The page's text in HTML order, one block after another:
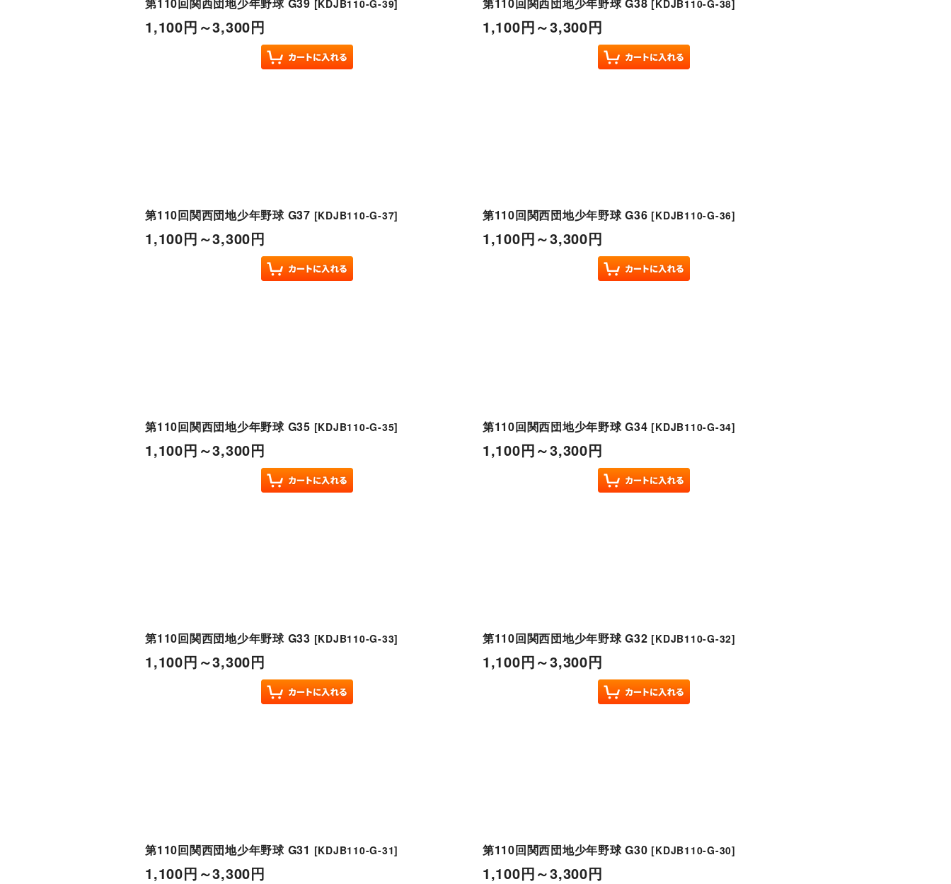
[KDJB110-G-39]
1,100円 ～3,300円
[KDJB110-G-38]
1,100円～3,300円
第110回関西団地少年野球 G37 [KDJB110-G-37]
1,100円 ～3,300円
第110回関西団地少年野球 G36 [KDJB110-G-36]
1,100円～3,300円
第110回関西団地少年野球 G35 [KDJB110-G-35]
1,100円 ～3,300円
第110回関西団地少年野球 G34 [KDJB110-G-34]
1,100円～3,300円
第110回関西団地少年野球 G33 [KDJB110-G-33]
1,100円 ～3,300円
第110回関西団地少年野球 G32 [KDJB110-G-32]
1,100円～3,300円
第110回関西団地少年野球 G31 [KDJB110-G-31]
1,100円 ～3,300円
第110回関西団地少年野球 G30 [KDJB110-G-30]
1,100円～3,300円